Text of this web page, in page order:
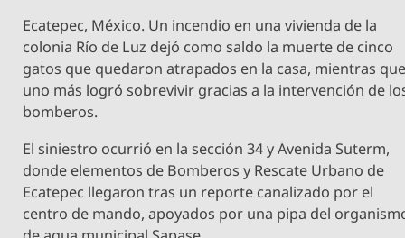
Ecatepec, México. Un incendio en una vivienda de la
colonia Río de Luz dejó como saldo la muerte de cinco
gatos que quedaron atrapados en la casa, mientras
uno más logró sobrevivir gracias a la intervención de
bomberos.
El siniestro ocurrió en la sección 34 y Avenida Suterm,
donde elementos de Bomberos y Rescate Urbano de
Ecatepec llegaron tras un reporte canalizado por el
centro de mando, apoyados por una pipa del